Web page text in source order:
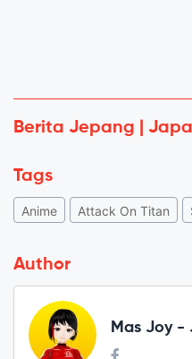
Berita Jepang |
Tags
Anime Attack On Titan
Author
Mas Joy -